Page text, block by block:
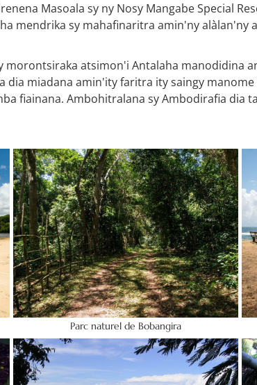
Masoala sy ny Nosy Mangabe Special
mendrika sy mahafinaritra amin'ny alàlan'ny
atsimon'i Antalaha manodidina
miadana amin'ity faritra ity saingy
fiainana. Ambohitralana sy Ambodirafia dia
Parc naturel de Bobangira